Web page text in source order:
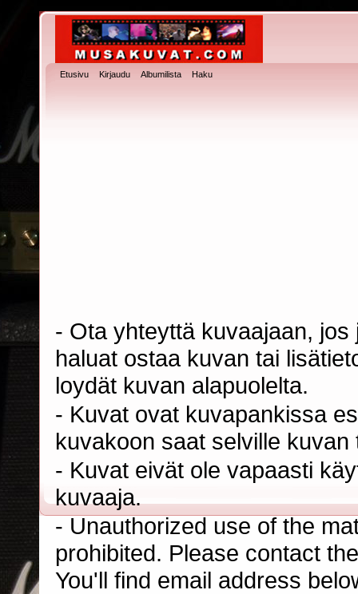
Etusivu Kirjaudu Albumilista Haku
- Ota yhteyttä kuvaajaan,
haluat ostaa kuvan tai
loydät kuvan alapuolelta.
- Kuvat ovat kuvapankissa
kuvakoon saat selville
- Kuvat eivät ole vapaasti
kuvaaja.
- Unauthorized use of the
prohibited. Please contact
You'll find email address